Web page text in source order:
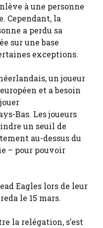
à une personne
Cependant, la
a perdu sa
sur une base
exceptions.
un joueur
et a besoin
Bas. Les joueurs
un seuil de
au-dessus du
– pour pouvoir
Eagles lors de leur
le 15 mars.
la relégation, s’est